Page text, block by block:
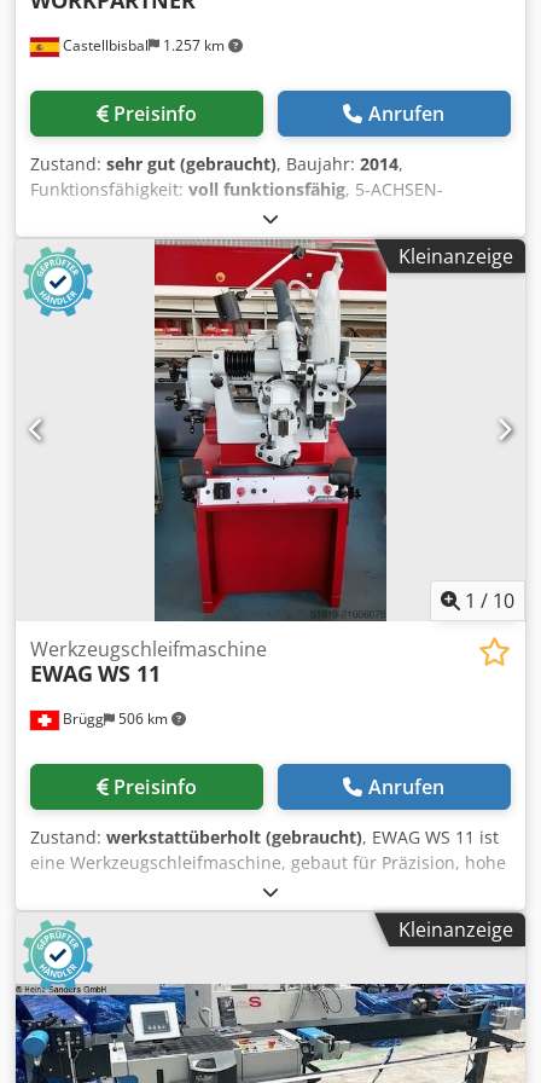
Castellbisbal 1.257 km
Preisinfo Anrufen
Zustand: sehr gut (gebraucht), Baujahr: 2014,
Funktionsfähigkeit: voll funktionsfähig, 5-ACHSEN-
BEARBEITUNGSZENTRUM MIKRON HPM 450U +
WORKPARTNER SYSTEM 3R MIT 115 POSITIONEN, BAUJAHR
2014 AUSGESTATTET MIT HEIDENHAIN TNC 530
ELEKTRONISCHES HANDRAD VERFAHRWEGE X 600, Y 450, Z
450, B +45°/-120°, C n x 360° SPINDEL 20.000 U/MIN, 36
KW, HSK-A63 MESSLINEALE AUF X,Y,Z 120-FACH
WERKZEUGWECHSLER ROBOT SYSTEM 3R FÜR 115 PALETTS
Dodoy Twa Uepfx Al Dewa WERKZEUGMESSTASTER
WERKSTÜCKMESSTASTER PAPIERFILTER KÜHLAGGREGAT
FÜR SPINDEL
Kleinanzeige
1 / 10
Brügg 506 km
Werkzeugschleifmaschine
EWAG WS 11
Preisinfo Anrufen
Zustand: werkstattüberholt (gebraucht), EWAG WS 11 ist
eine Werkzeugschleifmaschine, gebaut für Präzision, hohe
Genauigkeit und Zuverlässigkeit. X/Y/Z 100 mm;
Schleifscheibe Ø75 mm; A -135°/+30°; Werkstückspindel
100–1300 t/min; Vertikalverstellung 100 mm;
Spannzangenaufnahme 20 W. Schleifspindel 2500–7100
t/min; 380 V 60 Hz; 0,4 CV; ~350 kg; 1000×1000×1800 mm.
Zubehör: Satz Spannzangen, Flansche,
Schleifscheibenhalter, Lampe, Zustelleinheit Z. Ermöglicht
enge Toleranzen; Branchen: Automotive, Luftfahrt, Uhren,
Kleinanzeige